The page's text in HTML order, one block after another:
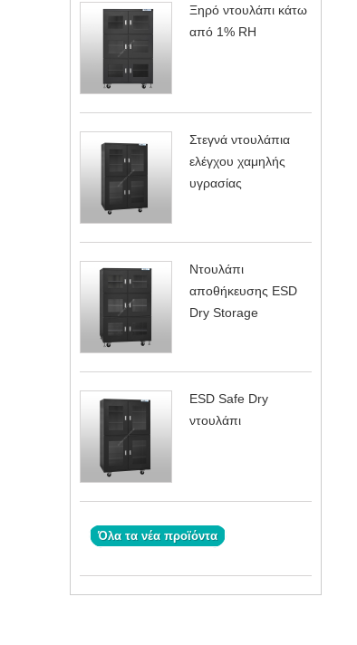
Ξηρό ντουλάπι κάτω
από 1% RH
Στεγνά ντουλάπια
ελέγχου χαμηλής
υγρασίας
Ντουλάπι
αποθήκευσης ESD
Dry Storage
ESD Safe Dry
ντουλάπι
Όλα τα νέα προϊόντα